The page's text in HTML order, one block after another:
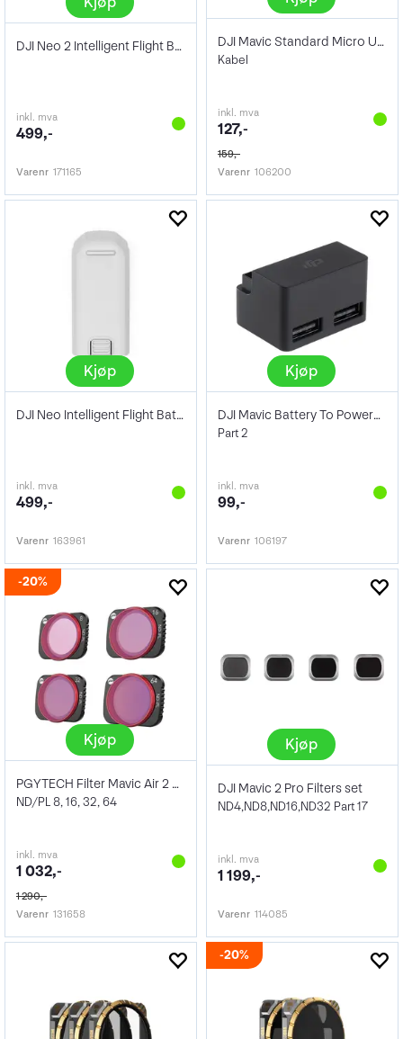
DJI Neo 2 Intelligent Flight Battery
inkl. mva
499,-
Varenr 171165
DJI Mavic Standard Micro USB
Kabel
inkl. mva
127,-
159,-
Varenr 106200
Kjøp
DJI Neo Intelligent Flight Battery
inkl. mva
499,-
Varenr 163961
Kjøp
DJI Mavic Battery To Powerbank Adaptor
Part 2
inkl. mva
99,-
Varenr 106197
20%
Kjøp
PGYTECH Filter Mavic Air 2 ND/PL Set
ND/PL 8, 16, 32, 64
inkl. mva
1 032,-
1 290,-
Varenr 131658
Kjøp
DJI Mavic 2 Pro Filters set
ND4,ND8,ND16,ND32 Part 17
inkl. mva
1 199,-
Varenr 114085
20%